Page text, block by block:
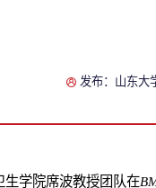
发布：山东大
生学院席波教授团队在